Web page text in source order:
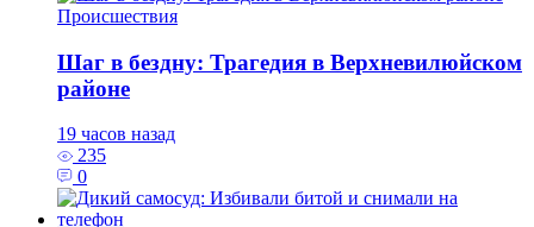
Происшествия
Шаг в бездну: Трагедия в Верхневилюйском
районе
19 часов назад
235
0